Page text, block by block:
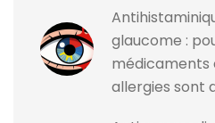
glaucome :
médicaments
allergies sont